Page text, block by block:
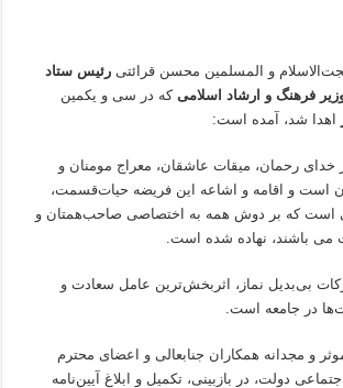
و المسلمین محسن قرائتیرئیس ستاد
فرهنگ و ارشاد اسلامی که در سی و یکمین
اهدا شد، آمده است:
خدای رحمان، میقات عاشقان، معراج مومنان و
است و اقامه و اشاعه این فریضه حیات‌قسمت،
است که بر دوش همه به اختصاصی صاحب‌همتان و
می باشند، نهاده شده است.
بی‌بدیل نماز، اثربخش‌ترین عامل سعادت و
در جامعه است.
و مجدانه همکاران جنابعالی و اعضای محترم
دولت، در بازبینی، تکمیل و ابلاغ آیین‌نامه